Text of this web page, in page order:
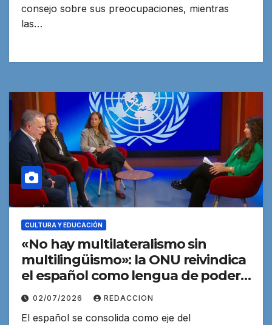
consejo sobre sus preocupaciones, mientras
las…
CULTURA Y EDUCACIÓN
«No hay multilateralismo sin
multilingüismo»: la ONU reivindica
el español como lengua de poder
en la era de la IA
02/07/2026 REDACCION
El español se consolida como eje del